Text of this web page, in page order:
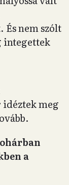
És nem szólt
integettek
idéztek meg
a